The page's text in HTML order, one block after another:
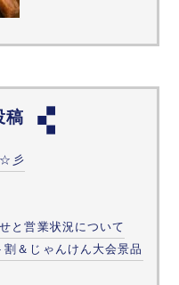
稿
☆彡
と営業状況について
＆じゃんけん大会景品